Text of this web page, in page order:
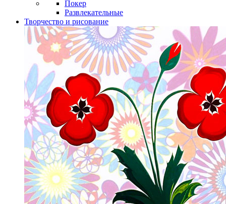
Покер
Развлекательные
Творчество и рисование